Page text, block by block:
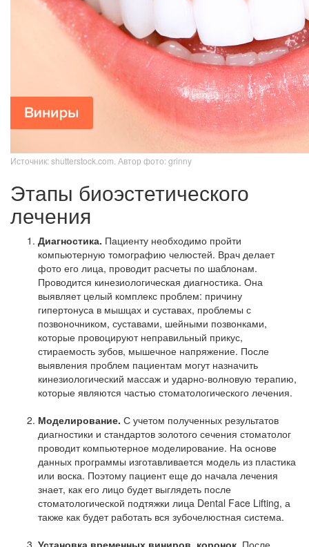
Источник: shutterstock.com. Автор фото: grinny
Этапы биоэстетического
лечения
Диагностика. Пациенту необходимо пройти
компьютерную томографию челюстей. Врач делает
фото его лица, проводит расчеты по шаблонам.
Проводится кинезиологическая диагностика. Она
выявляет целый комплекс проблем: причину
гипертонуса в мышцах и суставах, проблемы с
позвоночником, суставами, шейными позвонками,
которые провоцируют неправильный прикус,
стираемость зубов, мышечное напряжение. После
выявления проблем пациентам могут назначить
кинезиологический массаж и ударно-волновую терапию,
которые являются частью стоматологического лечения.
Моделирование. С учетом полученных результатов
диагностики и стандартов золотого сечения стоматолог
проводит компьютерное моделирование. На основе
данных программы изготавливается модель из пластика
или воска. Поэтому пациент еще до начала лечения
знает, как его лицо будет выглядеть после
стоматологической подтяжки лица Dental Face Lifting, а
также как будет работать вся зубочелюстная система.
Установка временных виниров, коронок. После